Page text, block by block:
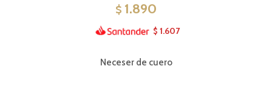
$ 1.890
$ 1.607
Neceser de cuero